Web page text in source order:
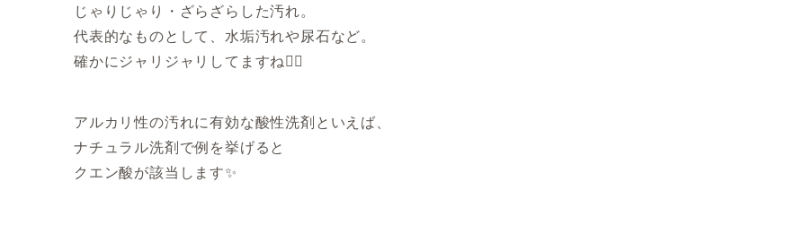
じゃりじゃり・ざらざらした汚れ。
代表的なものとして、水垢汚れや尿石など。
確かにジャリジャリしてますね💁‍♂️
アルカリ性の汚れに有効な酸性洗剤といえば、
ナチュラル洗剤で例を挙げると
クエン酸が該当します✨